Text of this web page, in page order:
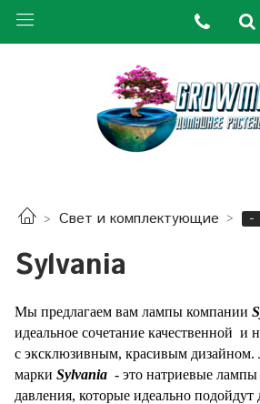
Свет и комплектующие -
Sylvania
Мы предлагаем вам лампы компании
идеальное сочетание качественной и
с эксклюзивным, красивым
марки Sylvania - это натриевые лампы
давления, которые идеально подойдут